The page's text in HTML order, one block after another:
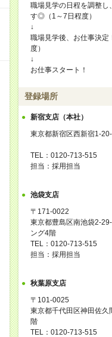
職場見学の日程を調整し
す◎（1～7日程度）
↓
職場見学後、お仕事決定
度）
↓
お仕事スタート！
登録場所
新宿支店（本社）
東京都新宿区西新宿1-
TEL：0120-713-515
担当：採用担当
池袋支店
〒171-0022
東京都豊島区南池袋2-
ング4階
TEL：0120-713-515
担当：採用担当
秋葉原支店
〒101-0025
東京都千代田区神田佐
階
TEL：0120-713-515